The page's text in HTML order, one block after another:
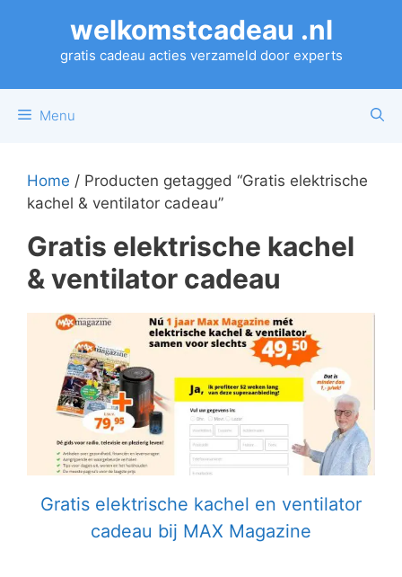
welkomstcadeau .nl
gratis cadeau acties verzameld door experts
Menu
Home / Producten getagged “Gratis elektrische
kachel & ventilator cadeau”
Gratis elektrische kachel
& ventilator cadeau
Gratis elektrische kachel en ventilator
cadeau bij MAX Magazine